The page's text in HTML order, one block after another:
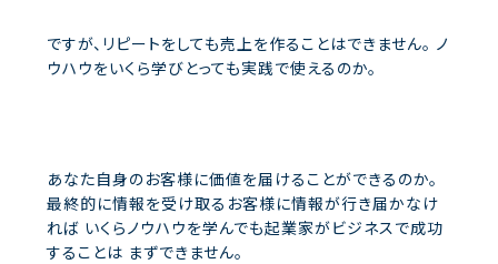
ですが、リピートをしても売上を作ることはできません。 ノ
ウハウをいくら学びとっても実践で使えるのか。
あなた自身のお客様に価値を届けることができるのか。
最終的に情報を受け取るお客様に情報が行き届かなけ
れば いくらノウハウを学んでも起業家がビジネスで成功
することは まずできません。